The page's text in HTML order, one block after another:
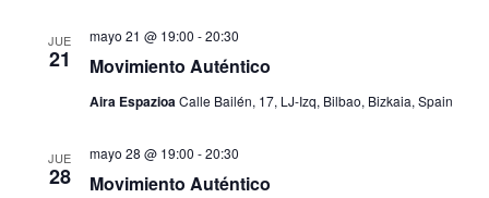
JUE
21 Movimiento Auténtico
mayo 21 @ 19:00 -20:30
Aira EspazioaCalle Bailén, 17, LJ-Izq, Bilbao, Bizkaia, Spain
JUE
28 Movimiento Auténtico
mayo 28 @ 19:00 -20:30